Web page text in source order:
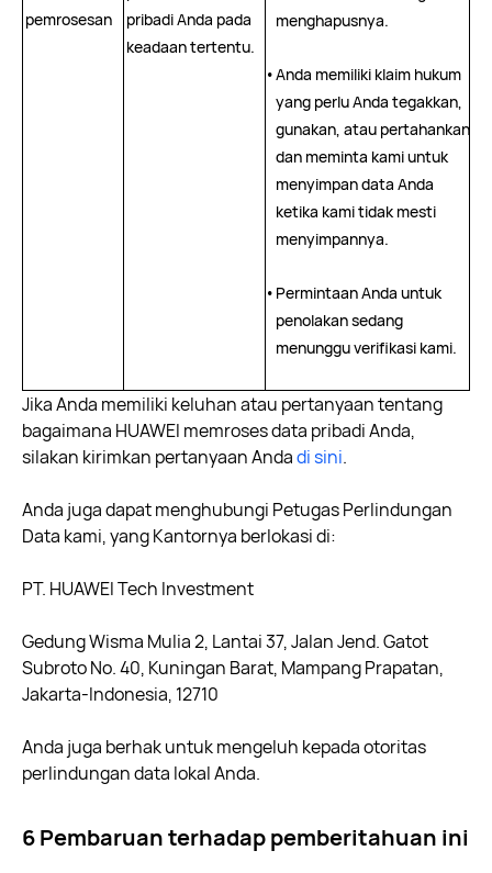
pemrosesan
pribadi Anda pada
keadaan tertentu.
menghapusnya.
•Anda memiliki klaim hukum
yang perlu Anda tegakkan,
gunakan, atau pertahankan,
dan meminta kami untuk
menyimpan data Anda
ketika kami tidak mesti
menyimpannya.
•Permintaan Anda untuk
penolakan sedang
menunggu verifikasi kami.
Jika Anda memiliki keluhan atau pertanyaan tentang
bagaimana HUAWEI memroses data pribadi Anda,
silakan kirimkan pertanyaan Andadi sini.
Anda juga dapat menghubungi Petugas Perlindungan
Data kami, yang Kantornya berlokasi di:
PT. HUAWEI Tech Investment
Gedung Wisma Mulia 2, Lantai 37, Jalan Jend. Gatot
Subroto No. 40, Kuningan Barat, Mampang Prapatan,
Jakarta-Indonesia, 12710
Anda juga berhak untuk mengeluh kepada otoritas
perlindungan data lokal Anda.
6 Pembaruan terhadap pemberitahuan ini